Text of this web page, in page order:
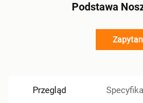
Podstawa
Przegląd